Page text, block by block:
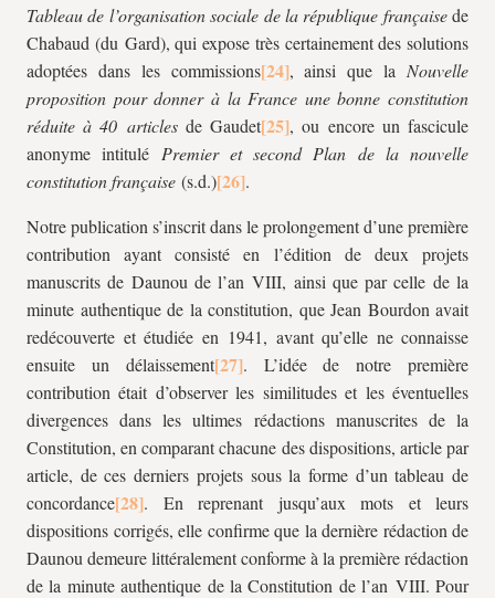
Tableau de l’organisation sociale de la république françaisede
Chabaud (du Gard), qui expose très certainement des solutions
adoptées dans les commissions
, ainsi que la Nouvelle
proposition pour donner à la France une bonne constitution
réduite à 40 articlesde Gaudet
, ou encore un fascicule
anonyme intitulé Premier et second Plan de la nouvelle
constitution française (s.d.)
.
Notre publication s’inscrit dans le prolongement d’une première
contribution ayant consisté en l’édition de deux projets
manuscrits de Daunou de l’an VIII, ainsi que par celle de la
minute authentique de la constitution, que Jean Bourdon avait
redécouverte et étudiée en 1941, avant qu’elle ne connaisse
ensuite un délaissement
. L’idée de notre première
contribution était d’observer les similitudes et les éventuelles
divergences dans les ultimes rédactions manuscrites de la
Constitution, en comparant chacune des dispositions, article par
article, de ces derniers projets sous la forme d’un tableau de
concordance
. En reprenant jusqu’aux mots et leurs
dispositions corrigés, elle confirme que la dernière rédaction de
Daunou demeure littéralement conforme à la première rédaction
de la minute authentique de la Constitution de l’an VIII. Pour